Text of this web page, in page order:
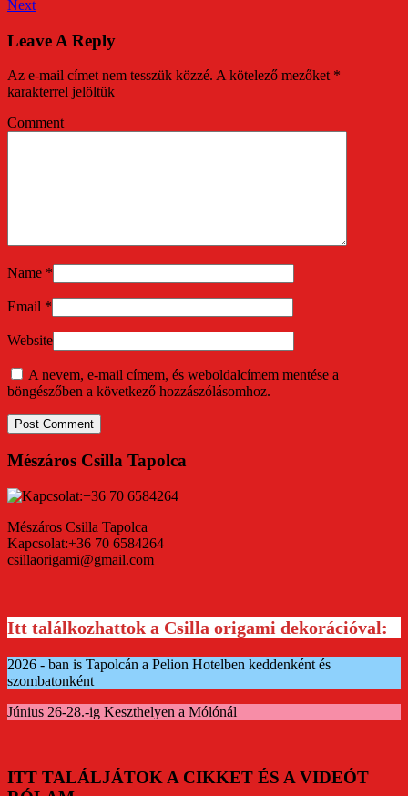
Next
Leave A Reply
Az e-mail címet nem tesszük közzé. A kötelező mezőket *
karakterrel jelöltük
Comment
Name *
Email *
Website
A nevem, e-mail címem, és weboldalcímem mentése a
böngészőben a következő hozzászólásomhoz.
Mészáros Csilla Tapolca
Mészáros Csilla Tapolca
Kapcsolat:+36 70 6584264
csillaorigami@gmail.com
Itt találkozhattok a Csilla origami dekorációval:
2026 - ban is Tapolcán a Pelion Hotelben keddenként és
szombatonként
Június 26-28.-ig Keszthelyen a Mólónál
ITT TALÁLJÁTOK A CIKKET ÉS A VIDEÓT